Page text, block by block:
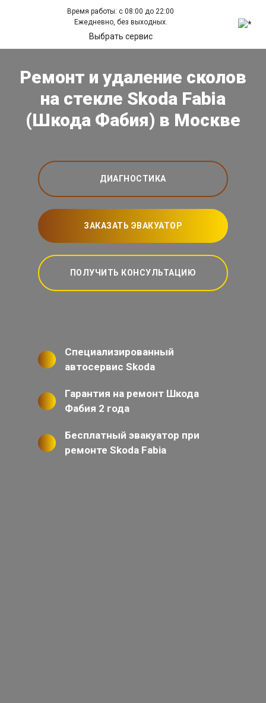
Время работы: с 08:00 до 22:00
Ежедневно, без выходных.
Выбрать сервис
Ремонт и удаление сколов
на стекле Skoda Fabia
(Шкода Фабия) в Москве
ДИАГНОСТИКА
ЗАКАЗАТЬ ЭВАКУАТОР
ПОЛУЧИТЬ КОНСУЛЬТАЦИЮ
Специализированный
автосервис Skoda
Гарантия на ремонт Шкода
Фабия 2 года
Бесплатный эвакуатор при
ремонте Skoda Fabia